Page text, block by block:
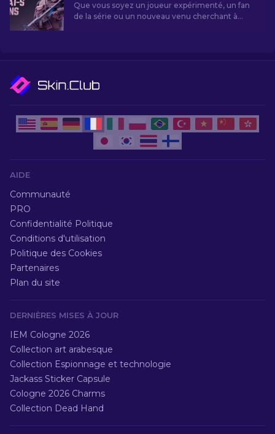
Que vous soyez un joueur expérimenté, un fan
de la série ou un nouveau venu cherchant à
visuellement saisissants et très demandés.
AIDE
Communauté
PRO
Confidentialité Politique
Conditions d'utilisation
Politique des Cookies
Partenaires
Plan du site
DERNIÈRES MISES À JOUR
IEM Cologne 2026
Collection art arabesque
Collection Espionnage et technologie
Jackass Sticker Capsule
Cologne 2026 Charms
Collection Dead Hand